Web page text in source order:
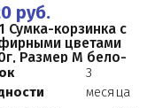
руб.
Сумка-корзинка с
цветами
Размер М бело-
бутоны
3
месяца